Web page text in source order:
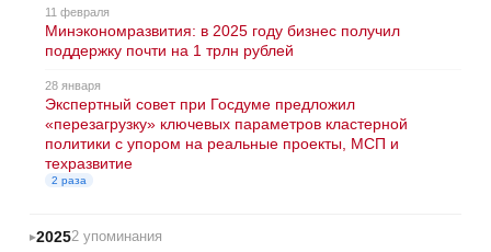
11 февраля
Минэкономразвития: в 2025 году бизнес получил
поддержку почти на 1 трлн рублей
28 января
Экспертный совет при Госдуме предложил
«перезагрузку» ключевых параметров кластерной
политики с упором на реальные проекты, МСП и
техразвитие
2 раза
20252 упоминания